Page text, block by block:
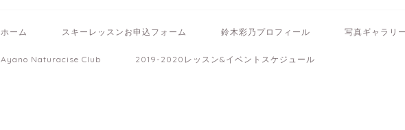
ホーム スキーレッスンお申込フォーム 鈴木彩乃プロフィール 写真ギャラリ
Ayano Naturacise Club 2019-2020レッスン&イベントスケジュール